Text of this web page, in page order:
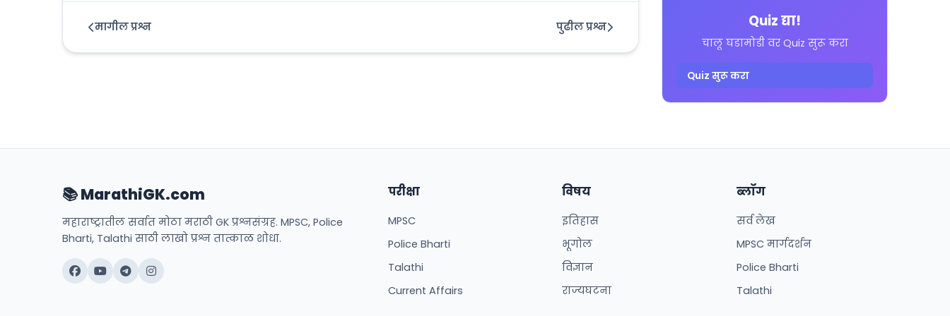
मागील प्रश्न पुढील प्रश्न Quiz द्या!
चालू घडामोडी वर Quiz सुरू करा
Quiz सुरू करा
📚 MarathiGK.com
महाराष्ट्रातील सर्वात मोठा मराठी GK प्रश्नसंग्रह. MPSC, Police
Bharti, Talathi साठी लाखो प्रश्न तात्काळ शोधा.
परीक्षा
MPSC
Police Bharti
Talathi
Current Affairs
विषय
इतिहास
भूगोल
विज्ञान
राज्यघटना
ब्लॉग
सर्व लेख
MPSC मार्गदर्शन
Police Bharti
Talathi